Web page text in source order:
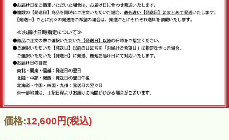
価格:12,600円(税込)